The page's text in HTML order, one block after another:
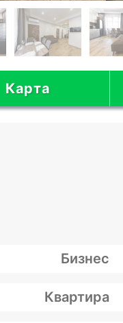
Карта
Бизнес
Квартира